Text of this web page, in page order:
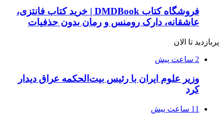
فروشگاه کتاب DMDBook | خرید کتاب فانتزی،
عاشقانه، دارک رومنس و رمان بدون حذفیات
پربازدید تا الان
2 ساعت پیش
وزیر علوم ایران با رئیس بیت‌الحکمه عراق دیدار
کرد
11 ساعت پیش